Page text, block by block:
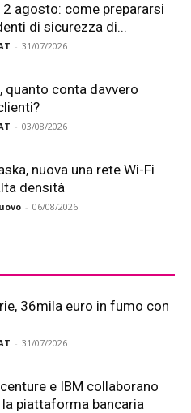
2 agosto: come prepararsi
di sicurezza di...
- 31/07/2026
quanto conta davvero
- 03/08/2026
nuova una rete Wi-Fi
densità
- 06/08/2026
36mila euro in fumo con
- 31/07/2026
e IBM collaborano
piattaforma bancaria